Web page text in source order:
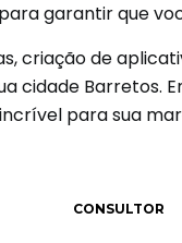
garantir que
criação de
cidade Barretos.
para sua
CONSULTOR